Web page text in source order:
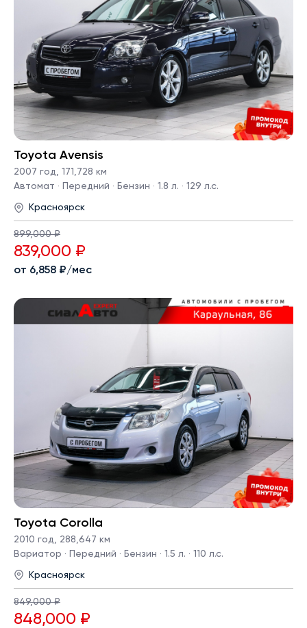
Toyota Avensis
2007 год, 171,728 км
Автомат · Передний · Бензин · 1.8 л. · 129 л.с.
Красноярск
899,000 ₽
839,000 ₽
от 6,858 ₽/мес
Toyota Corolla
2010 год
288,647 км
Вариатор · Передний · Бензин · 1.5 л. · 110 л.с.
Красноярск
849,000 ₽
848,000 ₽